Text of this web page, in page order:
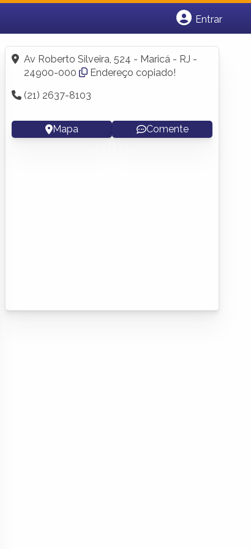
Entrar
Fazer login
Criar conta
Av Roberto Silveira, 524 - Maricá - RJ -
24900-000
Endereço copiado!
(21) 2637-8103
Mapa Comente